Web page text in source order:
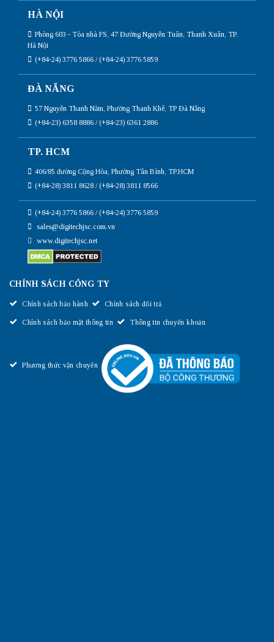
HÀ NỘI
Phòng 603 - Tòa nhà FS, 47 Đường Nguyễn Tuân, Thanh Xuân, TP.
Hà Nội
(+84-24) 3776 5866 / (+84-24) 3776 5859
ĐÀ NẴNG
57 Nguyễn Thanh Năm, Phường Thanh Khê, TP Đà Nẵng
(+84-23) 6358 8886 / (+84-23) 6361 2886
TP. HCM
406/85 đường Cộng Hòa, Phường Tân Bình, TP.HCM
(+84-28) 3811 8628 / (+84-28) 3811 8566
(+84-24) 3776 5866 / (+84-24) 3776 5859
sales@digitechjsc.com.vn
www.digitechjsc.net
CHÍNH SÁCH CÔNG TY
Chính sách bảo hành Chính sách đổi trả
Chính sách bảo mật thông tin Thông tin chuyển khoản
Phương thức vận chuyển